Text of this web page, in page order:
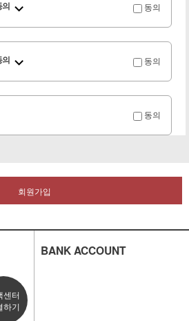
동의
동의
동의
회원가입
센터
하기
BANK ACCOUNT